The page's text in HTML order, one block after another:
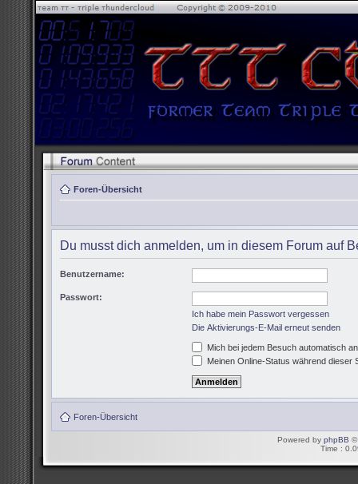
Foren-Übersicht
Du musst dich anmelden, um in diesem Forum auf
Benutzername:
Passwort:
Ich habe mein Passwort vergessen
Die Aktivierungs-E-Mail erneut senden
Mich bei jedem Besuch automatisch
Meinen Online-Status während dieser
Foren-Übersicht
Powered by phpBB ©
Time :